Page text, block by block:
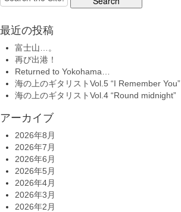
for:
最近の投稿
富士山…。
再び出港！
Returned to Yokohama…
海の上のギタリストVol.5 “I Remember You”
海の上のギタリストVol.4 “Round midnight”
アーカイブ
2026年8月
2026年7月
2026年6月
2026年5月
2026年4月
2026年3月
2026年2月